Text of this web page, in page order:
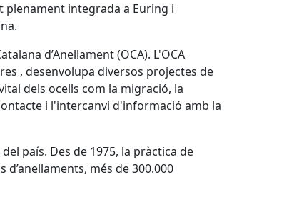
plenament integrada a Euring i
d’Anellament (OCA). L'OCA
, desenvolupa diversos projectes de
dels ocells com la migració, la
i l'intercanvi d'informació amb la
país. Des de 1975, la pràctica de
més de 300.000